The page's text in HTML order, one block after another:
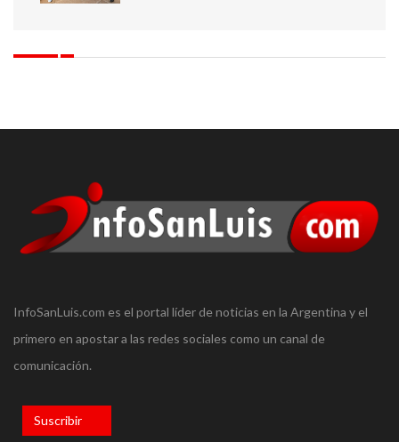
InfoSanLuis.com es el portal líder de noticias en la Argentina y el
primero en apostar a las redes sociales como un canal de
comunicación.
Suscribir